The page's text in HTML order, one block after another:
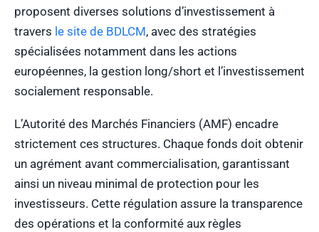
proposent diverses solutions d’investissement à
travers le site de BDLCM, avec des stratégies
spécialisées notamment dans les actions
européennes, la gestion long/short et l’investissement
socialement responsable.
L’Autorité des Marchés Financiers (AMF) encadre
strictement ces structures. Chaque fonds doit obtenir
un agrément avant commercialisation, garantissant
ainsi un niveau minimal de protection pour les
investisseurs. Cette régulation assure la transparence
des opérations et la conformité aux règles